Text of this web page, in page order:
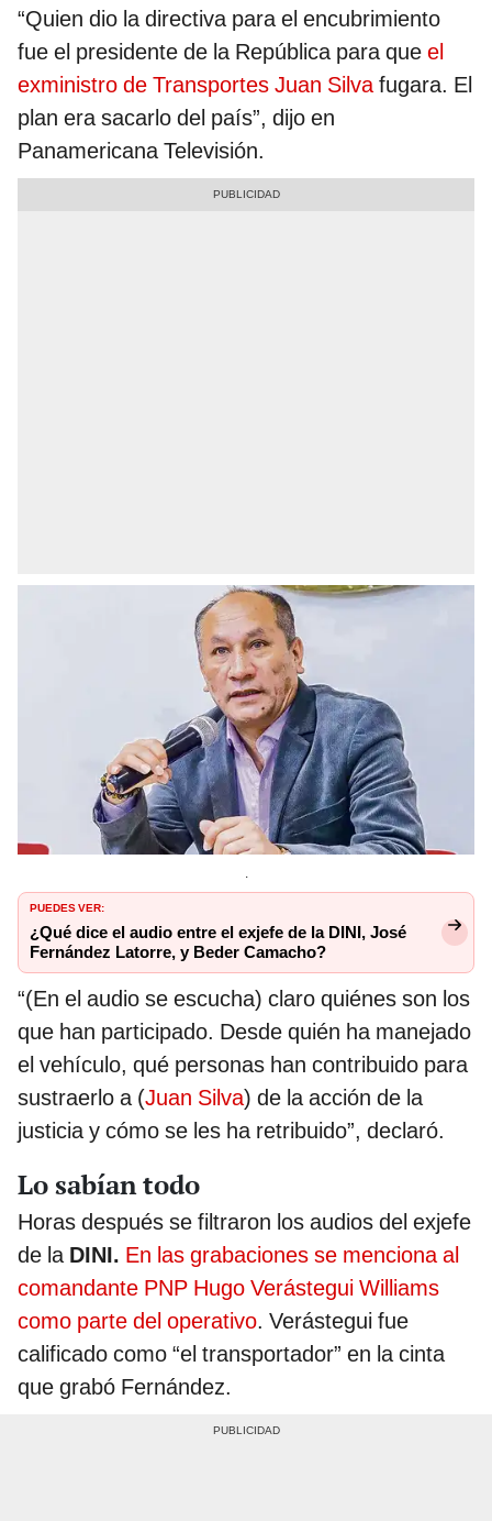
“Quien dio la directiva para el encubrimiento
fue el presidente de la República para que el
exministro de Transportes Juan Silvafugara. El
plan era sacarlo del país”, dijo en
Panamericana Televisión.
PUEDES VER:
¿Qué dice el audio entre el exjefe de la DINI, José
Fernández Latorre, y Beder Camacho?
“(En el audio se escucha) claro quiénes son los
que han participado. Desde quién ha manejado
el vehículo, qué personas han contribuido para
sustraerlo a (Juan Silva) de la acción de la
justicia y cómo se les ha retribuido”, declaró.
Lo sabían todo
Horas después se filtraron los audios del exjefe
de la DINI. En las grabaciones se menciona al
comandante PNP Hugo Verástegui Williams
como parte del operativo. Verástegui fue
calificado como “el transportador” en la cinta
que grabó Fernández.